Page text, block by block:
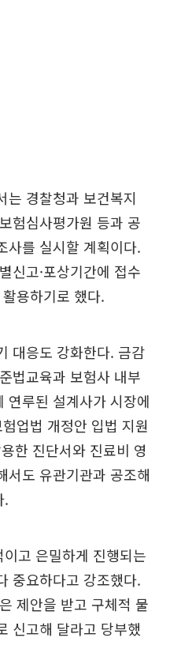
는 경찰청과 보건복지
험심사평가원 등과 공
사를 실시할 계획이다.
신고·포상기간에 접수
용하기로 했다.
대응도 강화한다. 금감
법교육과 보험사 내부
연루된 설계사가 시장에
업법 개정안 입법 지원
한 진단서와 진료비 영
서도 유관기관과 공조해
.
고 은밀하게 진행되는
중요하다고 강조했다.
제안을 받고 구체적 물
신고해 달라고 당부했